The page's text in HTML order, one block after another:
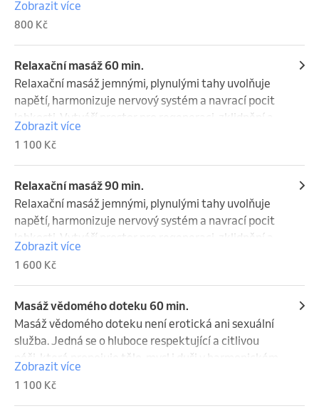
obnovu vnitřní rovnováhy. Ideální volba pro každého,
kdo touží zpomalit a načerpat novou energii.
Zobrazit více
800 Kč
Relaxační masáž 60 min.
Relaxační masáž jemnými, plynulými tahy uvolňuje
napětí, harmonizuje nervový systém a navrací pocit
lehkosti. Vytváří prostor pro regeneraci, zklidnění a
obnovu vnitřní rovnováhy. Ideální volba pro každého,
kdo touží zpomalit a načerpat novou energii.
Zobrazit více
1 100 Kč
Relaxační masáž 90 min.
Relaxační masáž jemnými, plynulými tahy uvolňuje
napětí, harmonizuje nervový systém a navrací pocit
lehkosti. Vytváří prostor pro regeneraci, zklidnění a
obnovu vnitřní rovnováhy. Ideální volba pro každého,
kdo touží zpomalit a načerpat novou energii.
Zobrazit více
1 600 Kč
Masáž vědomého doteku 60 min.
Masáž vědomého doteku není erotická ani sexuální
služba. Jedná se o hluboce respektující a citlivou
péči, která propojuje tělo, mysl i duši v harmonickém
celku. Pomoci pomalých, plynulých tahů a plné
pozornosti přináší pocit bezpečí, uvolnění a návratu k
sobě. Podporuje vnímání vlastního těla, zklidnění
Zobrazit více
1 100 Kč